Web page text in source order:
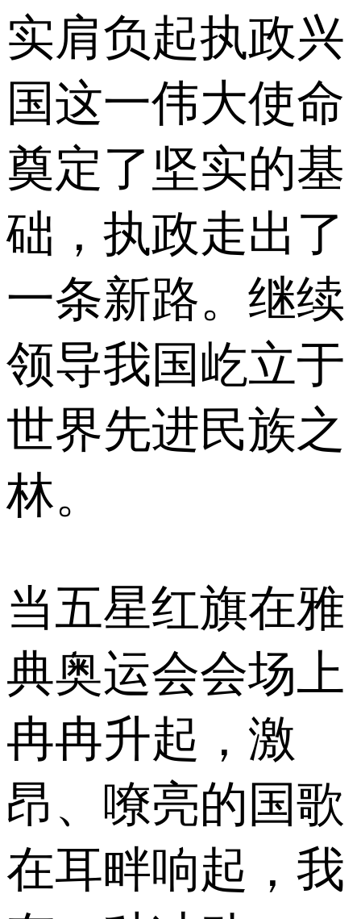
实肩负起执政兴
国这一伟大使命
奠定了坚实的基
础，执政走出了
一条新路。继续
领导我国屹立于
世界先进民族之
林。
当五星红旗在雅
典奥运会会场上
冉冉升起，激
昂、嘹亮的国歌
在耳畔响起，我